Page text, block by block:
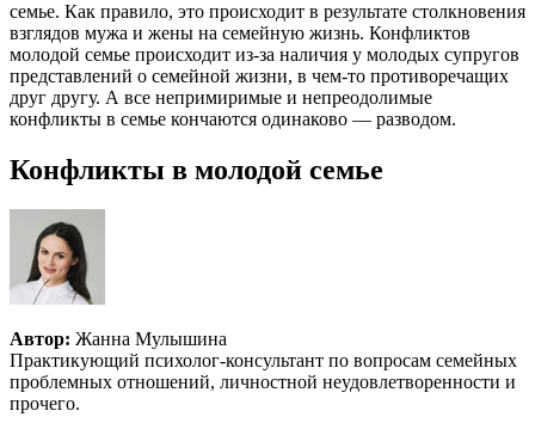
семье. Как правило, это происходит в результате столкновения
взглядов мужа и жены на семейную жизнь. Конфликтов
молодой семье происходит из-за наличия у молодых супругов
представлений о семейной жизни, в чем-то противоречащих
друг другу. А все непримиримые и непреодолимые
конфликты в семье кончаются одинаково — разводом.
Конфликты в молодой семье
Автор: Жанна Мулышина
Практикующий психолог-консультант по вопросам семейных
проблемных отношений, личностной неудовлетворенности и
прочего.